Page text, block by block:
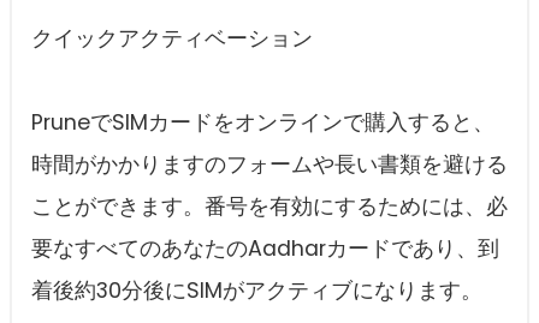
クイックアクティベーション
PruneでSIMカードをオンラインで購入すると、
時間がかかりますのフォームや長い書類を避ける
ことができます。番号を有効にするためには、必
要なすべてのあなたのAadharカードであり、到
着後約30分後にSIMがアクティブになります。